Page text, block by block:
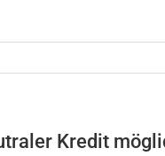
Kredit